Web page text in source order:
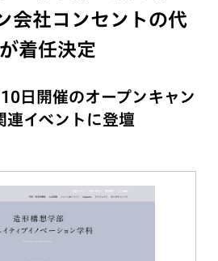
会社コンセントの代
着任決定
日開催のオープンキャン
連イベントに登壇